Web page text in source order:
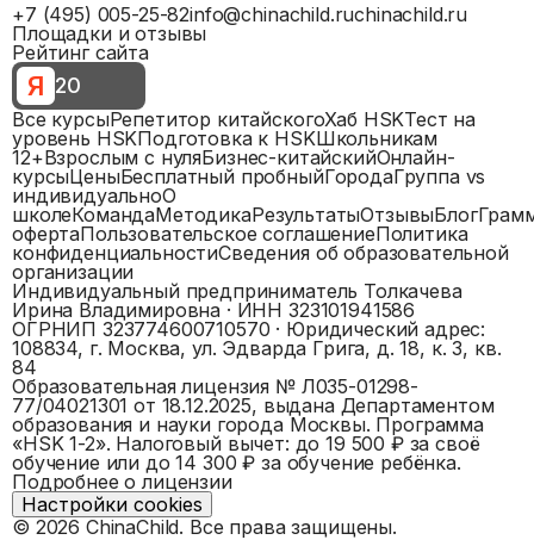
+7 (495) 005-25-82info@chinachild.ruchinachild.ru
Площадки и отзывы
Рейтинг сайта
Я 20
Все курсыРепетитор китайскогоХаб HSKТест на
уровень HSKПодготовка к HSKШкольникам
12+Взрослым с нуляБизнес-китайскийОнлайн-
курсыЦеныБесплатный пробныйГородаГруппа vs
индивидуальноО
школеКомандаМетодикаРезультатыОтзывыБлог
офертаПользовательское соглашениеПолитика
конфиденциальностиСведения об образовательной
организации
Индивидуальный предприниматель Толкачева
Ирина Владимировна· ИНН323101941586
ОГРНИП 323774600710570 · Юридический адрес:
108834, г. Москва, ул. Эдварда Грига, д. 18, к. 3, кв.
84
Образовательная лицензия № Л035-01298-
77/04021301 от 18.12.2025, выдана Департаментом
образования и науки города Москвы. Программа
«HSK 1-2». Налоговый вычет: до 19 500 ₽ за своё
обучение или до 14 300 ₽ за обучение ребёнка.
Подробнее о лицензии
Настройки cookies
© 2026 ChinaChild. Все права защищены.